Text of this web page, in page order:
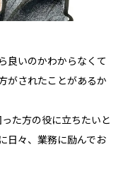
良いのかわからなくて
がされたことがあるか
た方の役に立ちたいと
日々、業務に励んでお